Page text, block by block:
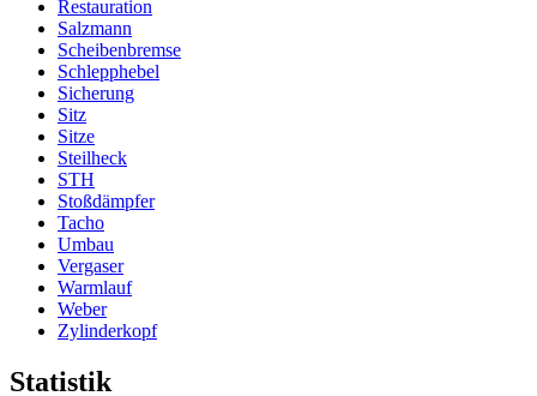
Restauration
Salzmann
Scheibenbremse
Schlepphebel
Sicherung
Sitz
Sitze
Steilheck
STH
Stoßdämpfer
Tacho
Umbau
Vergaser
Warmlauf
Weber
Zylinderkopf
Statistik